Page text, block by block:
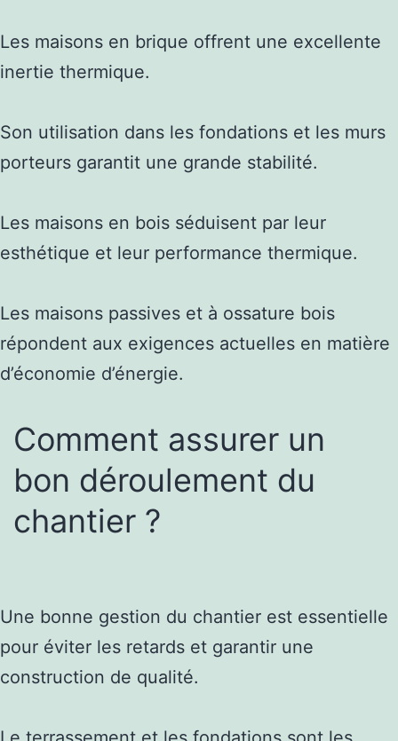
Les maisons en brique offrent une excellente
inertie thermique.
Son utilisation dans les fondations et les murs
porteurs garantit une grande stabilité.
Les maisons en bois séduisent par leur
esthétique et leur performance thermique.
Les maisons passives et à ossature bois
répondent aux exigences actuelles en matière
d’économie d’énergie.
Comment assurer un
bon déroulement du
chantier ?
Une bonne gestion du chantier est essentielle
pour éviter les retards et garantir une
construction de qualité.